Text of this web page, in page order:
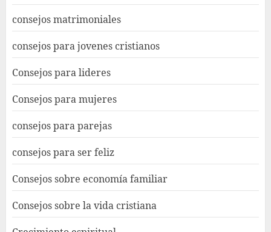
consejos matrimoniales
consejos para jovenes cristianos
Consejos para lideres
Consejos para mujeres
consejos para parejas
consejos para ser feliz
Consejos sobre economía familiar
Consejos sobre la vida cristiana